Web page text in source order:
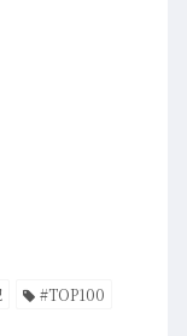
#TOP100